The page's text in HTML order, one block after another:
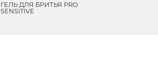
ГЕЛЬ ДЛЯ БРИТЬЯ PRO
SENSITIVE